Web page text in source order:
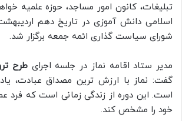
تبلیغات، کانون امور مساجد، حوزه علمیه
اسلامی دانش آموزی در تاریخ دهم
شورای سیاست گذاری ائمه جمعه برگزار شد.
مدیر ستاد اقامه نماز در جلسه اجرایطرح
گفت: نماز با ارزش ترین مصداق عبادت،
است. این دوره از زندگی زمانی است که فرد
خود را مشخص کند.